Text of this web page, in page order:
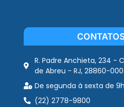
R. Padre Anchieta, 234 -
de Abreu - RJ, 28860-000
De segunda à sexta de
(22) 2778-9800